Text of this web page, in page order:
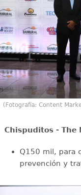
(Fotografía: Content
⁠Chispuditos -
Q150 mil, para
prevención y